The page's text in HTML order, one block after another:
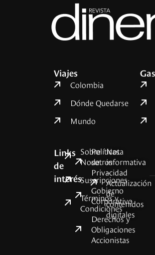
Viajes
Colombia
Dónde Quedarse
Mundo
Links
de
interés
Sobre
Nosotros
Suscripciones
Términos y
Condiciones
Políticas
de
Privacidad
Gobierno
Corporativo
Derechos y
Obligaciones
Accionistas
Nota
informativa
–
Actualización
de
contenidos
digitales